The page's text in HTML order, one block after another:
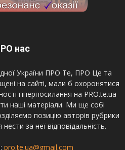
нас
України ПРО Те, ПРО Це та
на сайті, мали б охоронятися
гіперпосилання на PRO.te.ua
наші матеріали. Ми ще собі
позицію авторів рубрики
за неї відповідальність.
pro.te.ua@gmail.com